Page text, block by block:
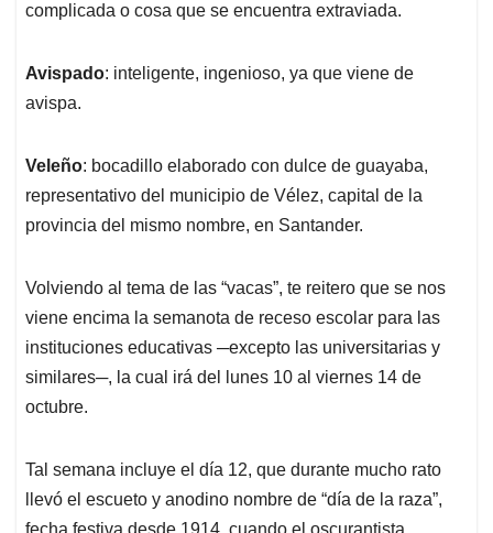
complicada o cosa que se encuentra extraviada.
Avispado: inteligente, ingenioso, ya que viene de
avispa.
Veleño: bocadillo elaborado con dulce de guayaba,
representativo del municipio de Vélez, capital de la
provincia del mismo nombre, en Santander.
Volviendo al tema de las “vacas”, te reitero que se nos
viene encima la semanota de receso escolar para las
instituciones educativas ─excepto las universitarias y
similares─, la cual irá del lunes 10 al viernes 14 de
octubre.
Tal semana incluye el día 12, que durante mucho rato
llevó el escueto y anodino nombre de “día de la raza”,